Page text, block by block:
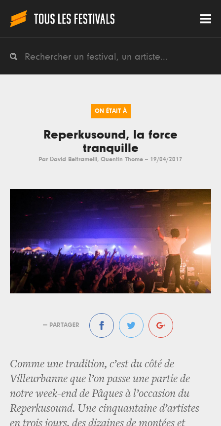
ON ÉTAIT À
Reperkusound, la force
tranquille
Par David Beltramelli, Quentin Thome -- 19/04/2017
— PARTAGER
Comme une tradition, c’est du côté de
Villeurbanne que l’on passe une partie de
notre week-end de Pâques à l’occasion du
Reperkusound. Une cinquantaine d’artistes
en trois jours, des dizaines de montées et